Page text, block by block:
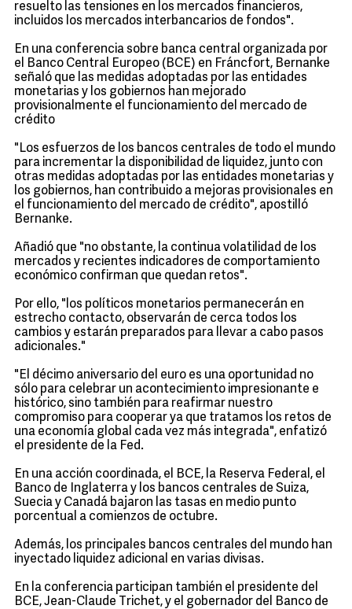
resuelto las tensiones en los mercados financieros,
incluidos los mercados interbancarios de fondos".
En una conferencia sobre banca central organizada por
el Banco Central Europeo (BCE) en Fráncfort, Bernanke
señaló que las medidas adoptadas por las entidades
monetarias y los gobiernos han mejorado
provisionalmente el funcionamiento del mercado de
crédito
"Los esfuerzos de los bancos centrales de todo el mundo
para incrementar la disponibilidad de liquidez, junto con
otras medidas adoptadas por las entidades monetarias y
los gobiernos, han contribuido a mejoras provisionales en
el funcionamiento del mercado de crédito", apostilló
Bernanke.
Añadió que "no obstante, la continua volatilidad de los
mercados y recientes indicadores de comportamiento
económico confirman que quedan retos".
Por ello, "los políticos monetarios permanecerán en
estrecho contacto, observarán de cerca todos los
cambios y estarán preparados para llevar a cabo pasos
adicionales."
"El décimo aniversario del euro es una oportunidad no
sólo para celebrar un acontecimiento impresionante e
histórico, sino también para reafirmar nuestro
compromiso para cooperar ya que tratamos los retos de
una economía global cada vez más integrada", enfatizó
el presidente de la Fed.
En una acción coordinada, el BCE, la Reserva Federal, el
Banco de Inglaterra y los bancos centrales de Suiza,
Suecia y Canadá bajaron las tasas en medio punto
porcentual a comienzos de octubre.
Además, los principales bancos centrales del mundo han
inyectado liquidez adicional en varias divisas.
En la conferencia participan también el presidente del
BCE, Jean-Claude Trichet, y el gobernador del Banco de